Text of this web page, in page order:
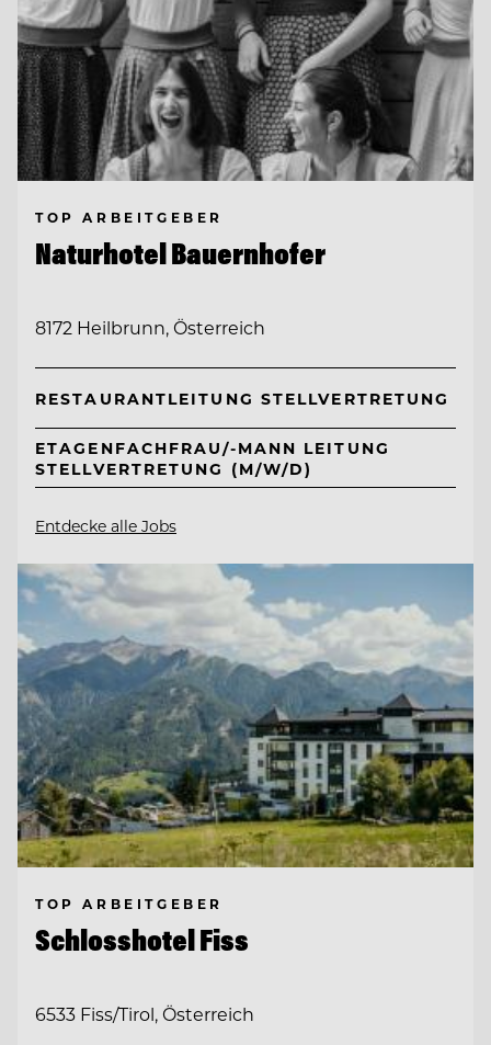
TOP ARBEITGEBER
Naturhotel Bauernhofer
8172 Heilbrunn, Österreich
RESTAURANTLEITUNG STELLVERTRETUNG
ETAGENFACHFRAU/-MANN LEITUNG
STELLVERTRETUNG (M/W/D)
Entdecke alle Jobs
TOP ARBEITGEBER
Schlosshotel Fiss
6533 Fiss/Tirol, Österreich